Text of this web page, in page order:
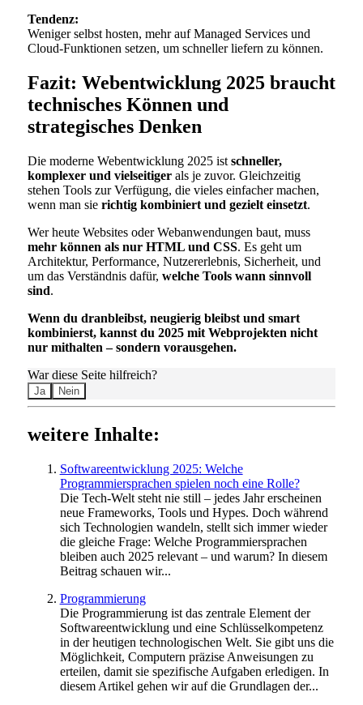
Tendenz:
Weniger selbst hosten, mehr auf Managed Services und
Cloud-Funktionen setzen, um schneller liefern zu können.
Fazit: Webentwicklung 2025 braucht
technisches Können und
strategisches Denken
Die moderne Webentwicklung 2025 ist schneller,
komplexer und vielseitigerals je zuvor. Gleichzeitig
stehen Tools zur Verfügung, die vieles einfacher machen,
wenn man sie richtig kombiniert und gezielt einsetzt.
Wer heute Websites oder Webanwendungen baut, muss
mehr können als nur HTML und CSS. Es geht um
Architektur, Performance, Nutzererlebnis, Sicherheit, und
um das Verständnis dafür, welche Tools wann sinnvoll
sind.
Wenn du dranbleibst, neugierig bleibst und smart
kombinierst, kannst du 2025 mit Webprojekten nicht
nur mithalten – sondern vorausgehen.
War diese Seite hilfreich?
Ja Nein
weitere Inhalte:
Softwareentwicklung 2025: Welche
Programmiersprachen spielen noch eine Rolle?
Die Tech-Welt steht nie still – jedes Jahr erscheinen
neue Frameworks, Tools und Hypes. Doch während
sich Technologien wandeln, stellt sich immer wieder
die gleiche Frage: Welche Programmiersprachen
bleiben auch 2025 relevant – und warum? In diesem
Beitrag schauen wir...
Programmierung
Die Programmierung ist das zentrale Element der
Softwareentwicklung und eine Schlüsselkompetenz
in der heutigen technologischen Welt. Sie gibt uns die
Möglichkeit, Computern präzise Anweisungen zu
erteilen, damit sie spezifische Aufgaben erledigen. In
diesem Artikel gehen wir auf die Grundlagen der...